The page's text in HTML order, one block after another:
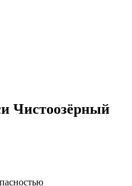
Чистоозёрный